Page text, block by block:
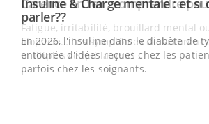
Youtube
Insuline & Charge mentale : et si
parler??Youtube
En 2026, l'insuline dans le diabète de
entourée d'idées reçues chez les
parfois chez les soignants.